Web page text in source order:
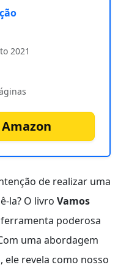
2021
de realizar uma
la? O livro Vamos
poderosa
uma abordagem
, ele revela como nosso